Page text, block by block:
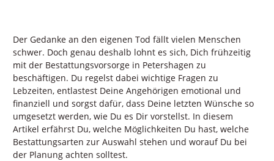
Der Gedanke an den eigenen Tod fällt vielen Menschen
schwer. Doch genau deshalb lohnt es sich, Dich frühzeitig
mit der Bestattungsvorsorge in Petershagen zu
beschäftigen. Du regelst dabei wichtige Fragen zu
Lebzeiten, entlastest Deine Angehörigen emotional und
finanziell und sorgst dafür, dass Deine letzten Wünsche so
umgesetzt werden, wie Du es Dir vorstellst. In diesem
Artikel erfährst Du, welche Möglichkeiten Du hast, welche
Bestattungsarten zur Auswahl stehen und worauf Du bei
der Planung achten solltest.